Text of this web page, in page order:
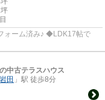
ォーム済み♪ ◆LDK17帖で
中古テラスハウス
田 」駅 徒歩8分